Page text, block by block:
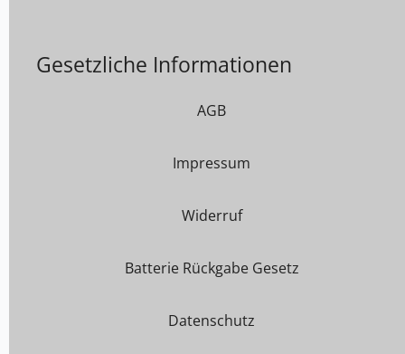
Gesetzliche Informationen
AGB
Impressum
Widerruf
Batterie Rückgabe Gesetz
Datenschutz